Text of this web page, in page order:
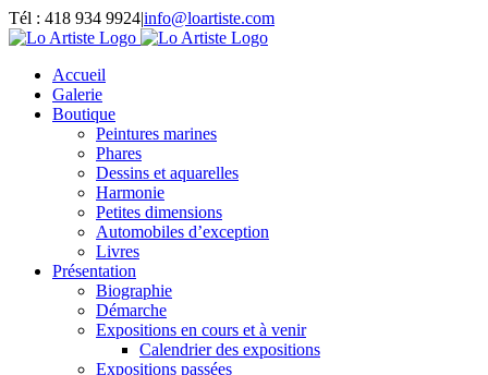
Passer
au
Tél : 418 934 9924|info@loartiste.com
Facebook
Instagram
Email
Pinterest
YouTube
Accueil
Galerie
Boutique
Peintures marines
Phares
Dessins et aquarelles
Harmonie
Petites dimensions
Automobiles d’exception
Livres
Présentation
Biographie
Démarche
Expositions en cours et à venir
Calendrier des expositions
Expositions passées